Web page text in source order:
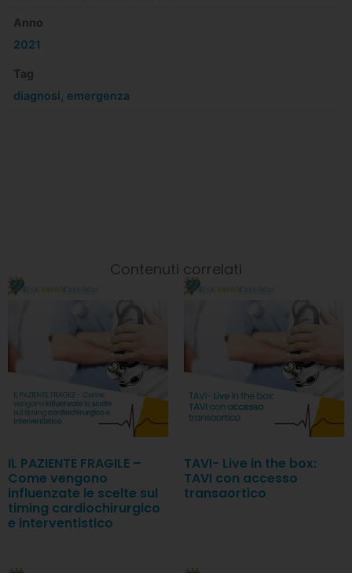
Anno
2021
Tag
diagnosi emergenza
Contenuti correlati
IL PAZIENTE FRAGILE –
Come vengono
influenzate le scelte sul
timing cardiochirurgico
e interventistico
TAVI- Live in the box:
TAVI con accesso
transaortico